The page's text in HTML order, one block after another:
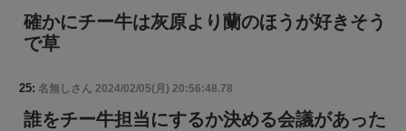
確かにチー牛は灰原より蘭のほうが好きそう
で草
25: 名無しさん 2024/02/05(月) 20:56:48.78
誰をチー牛担当にするか決める会議があった